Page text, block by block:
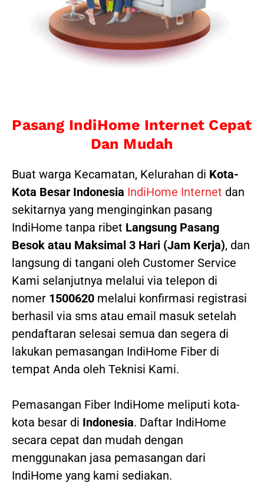
Pasang IndiHome Internet Cepat
Dan Mudah
Buat warga Kecamatan, Kelurahan di Kota-
Kota Besar Indonesia IndiHome Internet dan
sekitarnya yang menginginkan pasang
IndiHome tanpa ribet Langsung Pasang
Besok atau Maksimal 3 Hari (Jam Kerja), dan
langsung di tangani oleh Customer Service
Kami selanjutnya melalui via telepon di
nomer 1500620 melalui konfirmasi registrasi
berhasil via sms atau email masuk setelah
pendaftaran selesai semua dan segera di
lakukan pemasangan IndiHome Fiber di
tempat Anda oleh Teknisi Kami.
Pemasangan Fiber IndiHome meliputi kota-
kota besar di Indonesia. Daftar IndiHome
secara cepat dan mudah dengan
menggunakan jasa pemasangan dari
IndiHome yang kami sediakan.